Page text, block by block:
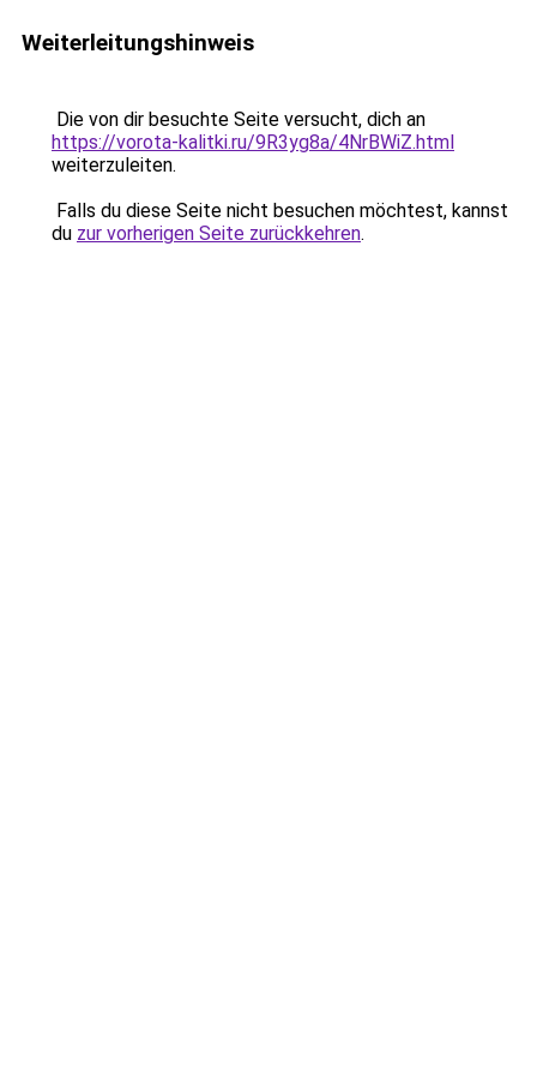
Weiterleitungshinweis
Die von dir besuchte Seite versucht, dich an
https://vorota-kalitki.ru/9R3yg8a/4NrBWiZ.html
weiterzuleiten.
Falls du diese Seite nicht besuchen möchtest, kannst
du zur vorherigen Seite zurückkehren.